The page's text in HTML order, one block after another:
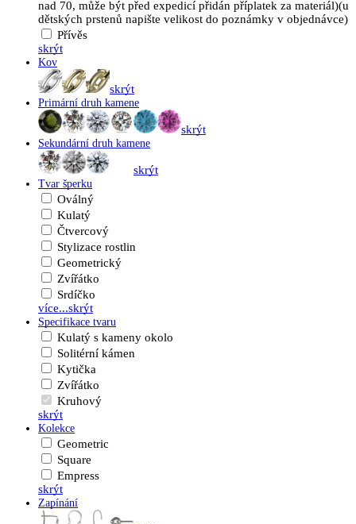
nad 70, může být před expedicí přidán příplatek za materiál)(u
dětských prstenů napište velikost do poznámky v objednávce)
Přívěs
skrýt
Kov
skrýt
Primární druh kamene
skrýt
Sekundární druh kamene
skrýt
Tvar šperku
Oválný
Kulatý
Čtvercový
Stylizace rostlin
Geometrický
Zvířátko
Srdíčko
více...skrýt
Specifikace tvaru
Kulatý s kameny okolo
Solitérní kámen
Kytička
Zvířátko
Kruhový
skrýt
Kolekce
Geometric
Square
Empress
skrýt
Zapínání